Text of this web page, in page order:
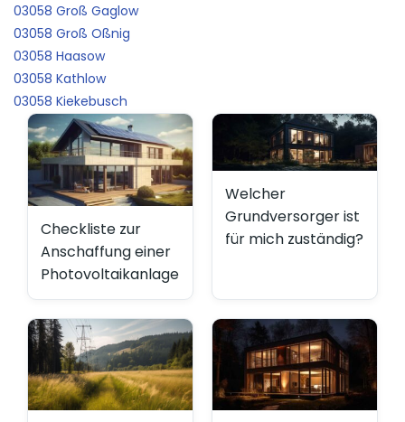
03058 Groß Gaglow
03058 Groß Oßnig
03058 Haasow
03058 Kathlow
03058 Kiekebusch
Checkliste zur
Anschaffung einer
Photovoltaikanlage
Welcher
Grundversorger ist
für mich zuständig?